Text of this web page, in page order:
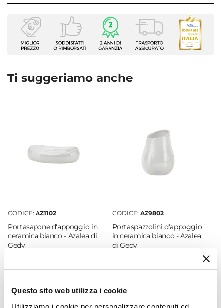
Questo sito web utilizza i cookie
Utilizziamo i cookie per personalizzare contenuti ed
Caratteristiche
Tipologia
Dispenser
Serie
Ceramica
|Resina
Colore
17 cm
Larghezza
Profondità
10,2 cm
Ti suggeriamo anche
CODICE: AZ1102
Portasapone d'appoggio in
ceramica bianco - Azalea di
Gedy
CODICE: AZ9802
Portaspazzolini d'appoggio
in ceramica bianco - Azalea
di Gedy